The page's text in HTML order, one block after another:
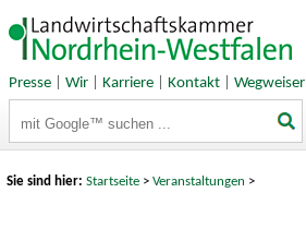
Presse| Wir| Karriere| Kontakt| Wegweiser
Sie sind hier:Startseite >Veranstaltungen >